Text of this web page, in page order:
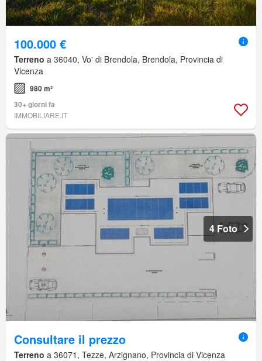
100.000 €
Terreno a 36040, Vo' di Brendola, Brendola, Provincia di
Vicenza
980 m²
30+ giorni fa
IMMOBILIARE.IT
4 Foto
Consultare il prezzo
Terreno a 36071, Tezze, Arzignano, Provincia di Vicenza